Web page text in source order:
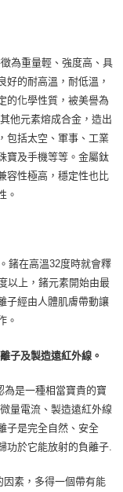
為重量輕、強度高、具
好的耐高溫，耐低溫，
的化學性質，被美譽為
他元素熔成合金，造出
包括太空、軍事、工業
寶及手機等等。金屬鈦
容性極高，穩定性也比
。
鍺在高溫32度時就會釋
以上，鍺元素開始由最
子經由人體肌膚帶動讓
。
子及製造遠紅外線。
為是一種相當寶貴的寶
量電流、製造遠紅外線
子是完全自然、安全
功於它能放射的負離子.
因素，多得一個帶有能